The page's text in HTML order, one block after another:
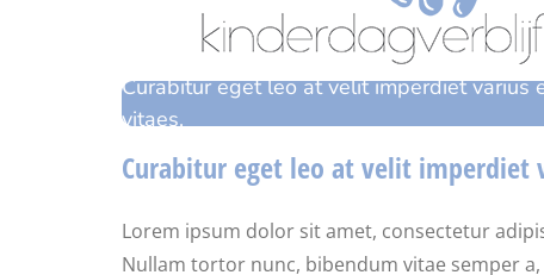
Curabitur eget leo at velit imperdiet varius
vitaes.
Curabitur eget leo at velit imperdiet
Lorem ipsum dolor sit amet, consectetur
Nullam tortor nunc, bibendum vitae semper